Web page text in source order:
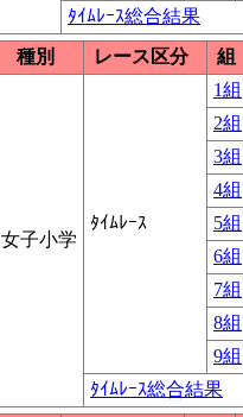
ﾀｲﾑﾚｰｽ総合結果
種別 レース区分 組
女子小学
ﾀｲﾑﾚｰｽ
1組
2組
3組
4組
5組
6組
7組
8組
9組
ﾀｲﾑﾚｰｽ総合結果